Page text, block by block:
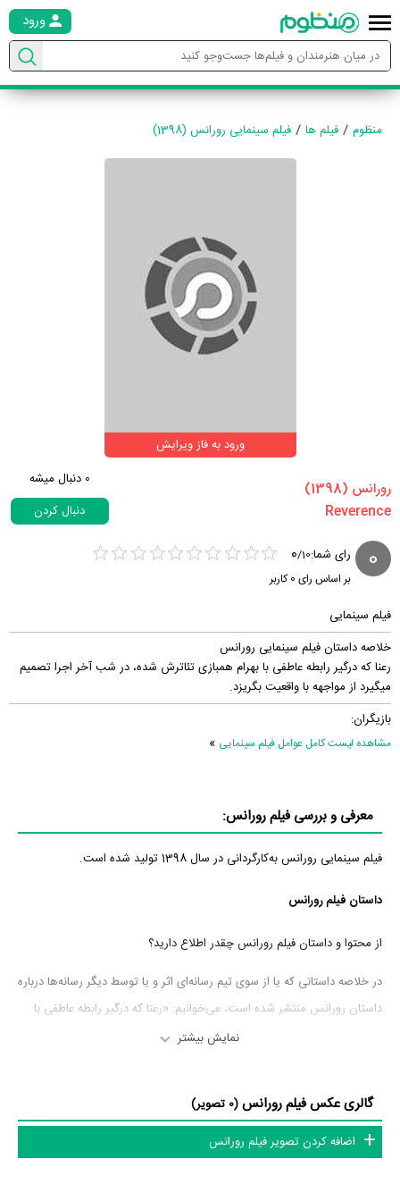
ورود
منظوم فیلم ها فیلم سینمایی رورانس (1398)
ورود به فاز ویرایش
‏رورانس‏ (1398)
0 دنبال میشه
دنبال کردن
0 رای شما: 0/10
بر اساس رای 0کاربر
فیلم سینمایی
خلاصه داستان فیلم سینمایی رورانس
رعنا که درگیر رابطه عاطفی با بهرام همبازی تئاترش شده، در شب آخر اجرا تصمیم
میگیرد از مواجهه با واقعیت بگریزد.
بازیگران:
مشاهده لیست کامل عوامل فیلم سینمایی »
معرفی و بررسی فیلم رورانس:
فیلم سینمایی رورانس به‌کارگردانی در سال 1398 تولید شده است.
داستان فیلم رورانس
از محتوا و داستان فیلم رورانس چقدر اطلاع دارید؟
در خلاصه داستانی که یا از سوی تیم رسانه‌ای اثر و یا توسط دیگر رسانه‌ها درباره
داستان رورانس منتشر شده است، می‌خوانیم: «رعنا که درگیر رابطه عاطفی با
بهرام همبازی تئاترش شده، در شب آخر اجرا تصمیم میگیرد از مواجهه با
عوامل فیلم رورانس
در مجموع بیش از 0 نفر در تولید فیلم رورانس نقش داشته‌اند و هر یک از آنها
نمایش بیشتر
گالری عکس فیلم رورانس(0 تصویر)
اضافه کردن تصویر فیلم رورانس